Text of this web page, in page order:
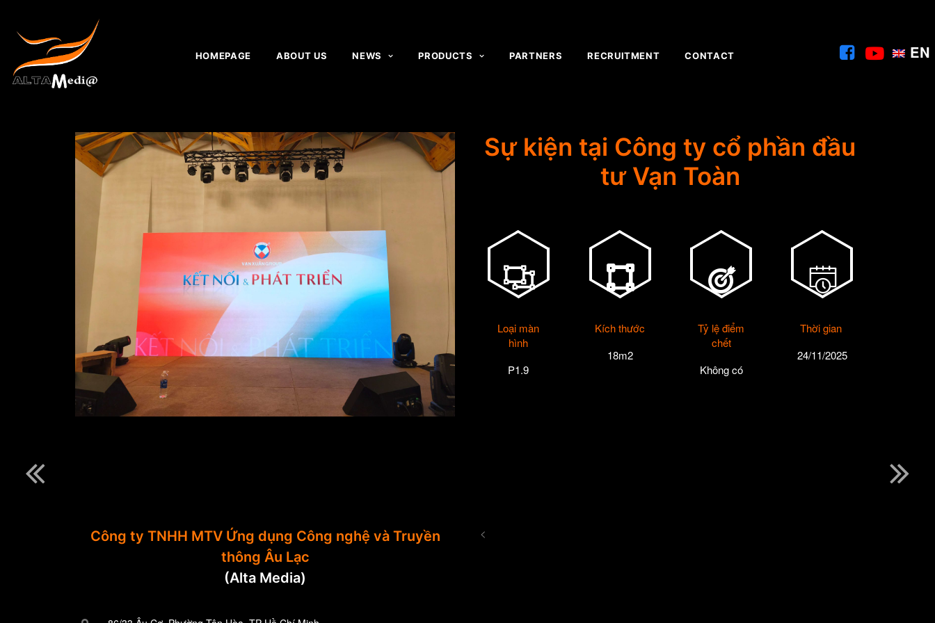
HOMEPAGE ABOUT US NEWS PRODUCTS PARTNERS RECRUITMENT CONTACT EN
Sự kiện tại Công ty cổ phần đầu
tư Vạn Toàn
Loại màn
hình
P1.9
Kích thước
18m2
Tỷ lệ điểm
chết
Không có
Thời gian
24/11/2025
Công ty TNHH MTV Ứng dụng Công nghệ và Truyền
thông Âu Lạc
(Alta Media)
<